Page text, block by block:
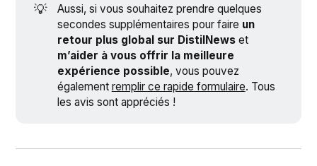
💡
Aussi, si vous souhaitez prendre quelques
secondes supplémentaires pour faire un
retour plus global sur DistilNewset
m’aider à vous offrir la meilleure
expérience possible, vous pouvez
également remplir ce rapide formulaire. Tous
les avis sont appréciés !